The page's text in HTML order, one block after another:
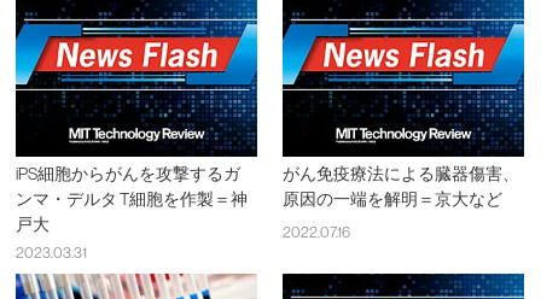
iPS細胞からがんを攻撃するガ
ンマ・デルタ T細胞を作製＝神
戸大
2023.03.31
がん免疫療法による臓器傷害、
原因の一端を解明＝京大など
2022.07.16